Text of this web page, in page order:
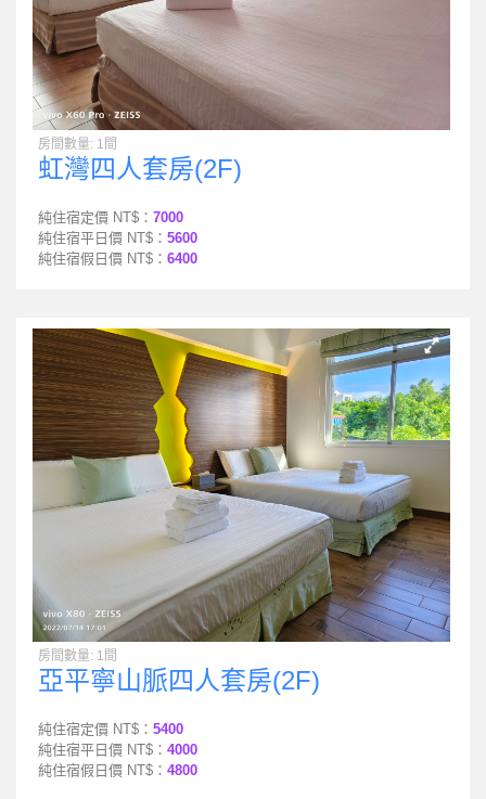
房間數量: 1間
虹灣四人套房(2F)
純住宿定價 NT$： 7000
純住宿平日價 NT$： 5600
純住宿假日價 NT$： 6400
房間數量: 1間
亞平寧山脈四人套房(2F)
純住宿定價 NT$： 5400
純住宿平日價 NT$： 4000
純住宿假日價 NT$： 4800